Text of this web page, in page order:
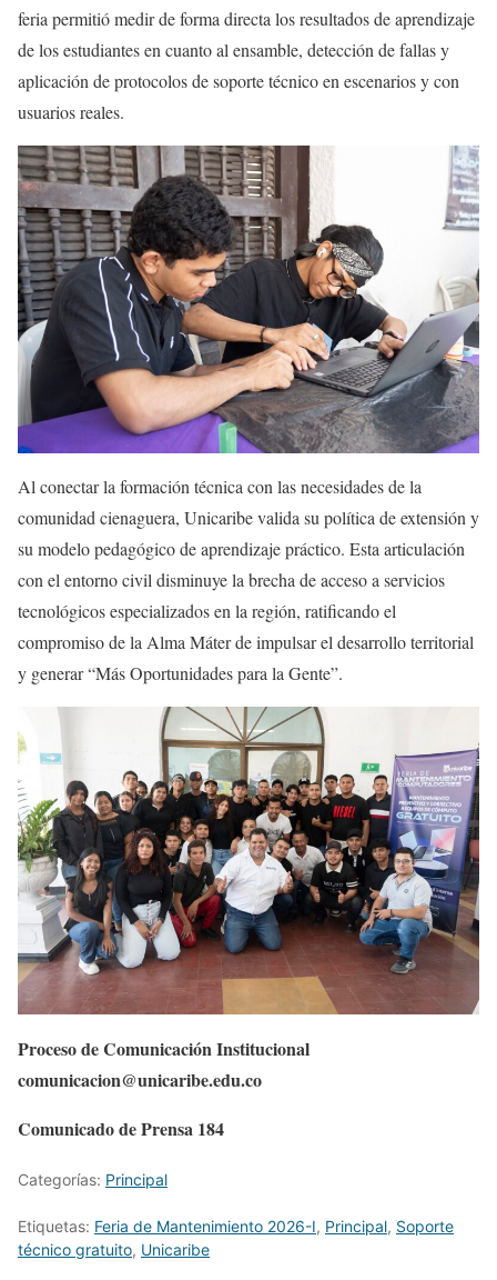
feria permitió medir de forma directa los resultados de aprendizaje
de los estudiantes en cuanto al ensamble, detección de fallas y
aplicación de protocolos de soporte técnico en escenarios y con
usuarios reales.
Al conectar la formación técnica con las necesidades de la
comunidad cienaguera, Unicaribe valida su política de extensión y
su modelo pedagógico de aprendizaje práctico. Esta articulación
con el entorno civil disminuye la brecha de acceso a servicios
tecnológicos especializados en la región, ratificando el
compromiso de la Alma Máter de impulsar el desarrollo territorial
y generar “Más Oportunidades para la Gente”.
Proceso de Comunicación Institucional
comunicacion@unicaribe.edu.co
Comunicado de Prensa 184
Categorías: Principal
Etiquetas: Feria de Mantenimiento 2026-I, Principal, Soporte
técnico gratuito, Unicaribe